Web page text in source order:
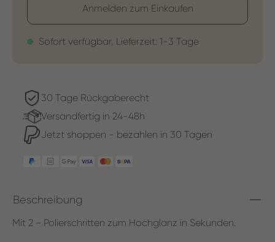
Anmelden zum Einkaufen
Sofort verfügbar, Lieferzeit: 1-3 Tage
30 Tage Rückgaberecht
Versandfertig in 24-48h
Jetzt shoppen - bezahlen in 30 Tagen
Beschreibung
Mit 2 - Polierschritten zum Hochglanz in Sekunden.